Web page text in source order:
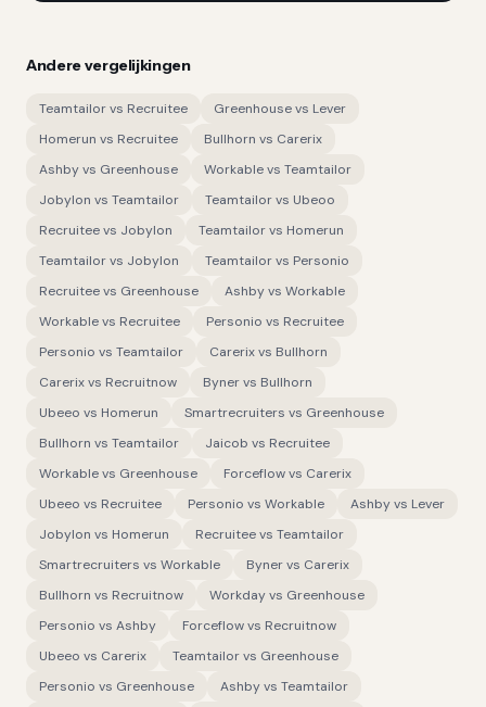
Andere vergelijkingen
Teamtailorvs Recruitee Greenhousevs Lever
Homerun vs Recruitee Bullhorn vs Carerix
Ashbyvs Greenhouse Workablevs Teamtailor
Jobylon vs Teamtailor Teamtailorvs Ubeoo
Recruiteevs Jobylon Teamtailorvs Homerun
Teamtailorvs Jobylon Teamtailorvs Personio
Recruiteevs Greenhouse Ashbyvs Workable
Workablevs Recruitee Personio vs Recruitee
Personio vs Teamtailor Carerixvs Bullhorn
Carerixvs Recruitnow Bynervs Bullhorn
Ubeeo vs Homerun Smartrecruiters vs Greenhouse
Bullhorn vs Teamtailor Jaicob vs Recruitee
Workablevs Greenhouse Forceflowvs Carerix
Ubeeo vs Recruitee Personio vs Workable Ashbyvs Lever
Jobylon vs Homerun Recruiteevs Teamtailor
Smartrecruiters vs Workable Bynervs Carerix
Bullhorn vs Recruitnow Workdayvs Greenhouse
Personio vs Ashby Forceflowvs Recruitnow
Ubeeo vs Carerix Teamtailorvs Greenhouse
Personio vs Greenhouse Ashbyvs Teamtailor